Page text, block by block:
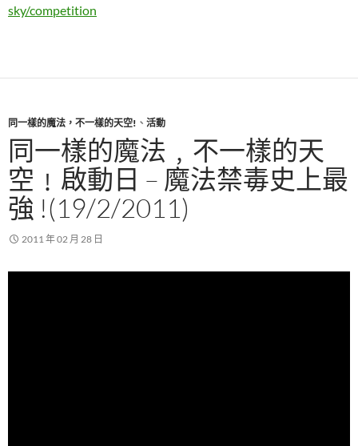
sky/competition
同一樣的魔法，不一樣的天空! 、 活動
同一樣的魔法﹐不一樣的天
空﹗啟動日 – 魔法禁毒史上最
強 !(19/2/2011)
2011 年 02 月 28 日